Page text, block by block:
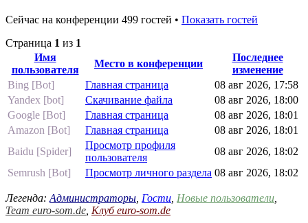
Сейчас на конференции 499 гостей • Показать гостей
Страница 1 из 1
Имя
пользователя
Место в конференции
Последнее
изменение
Bing [Bot]
Главная страница
08 авг 2026, 17:58
Yandex [bot]
Скачивание файла
08 авг 2026, 18:00
Google [Bot]
Главная страница
08 авг 2026, 18:01
Amazon [Bot]
Главная страница
08 авг 2026, 18:01
Baidu [Spider]
Просмотр профиля
пользователя
08 авг 2026, 18:02
Semrush [Bot]
Просмотр личного раздела 08 авг 2026, 18:02
Легенда: Администраторы Гости Новые пользователи
Team euro-som.de Клуб euro-som.de